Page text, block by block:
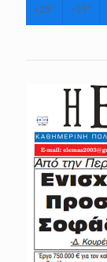
+25° +25°